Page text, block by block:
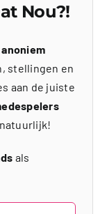
Nou?!
anoniem
stellingen en
aan de juiste
als